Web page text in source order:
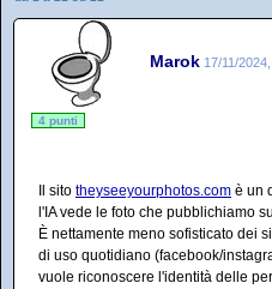
Marok 17/11/
4 punti
Il sito theyseeyourphotos.com è un
l'IA vede le foto che pubblichiamo
È nettamente meno sofisticato dei
di uso quotidiano (facebook/
vuole riconoscere l'identità delle